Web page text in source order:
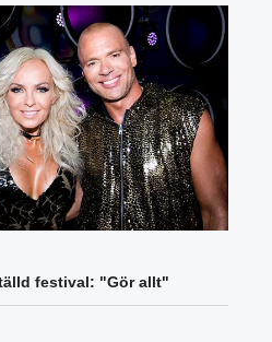
festival: "Gör allt"